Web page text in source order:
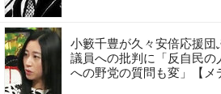
小籔千豊が久々安倍応援団
議員への批判に「反自民の
への野党の質問も変」【メ